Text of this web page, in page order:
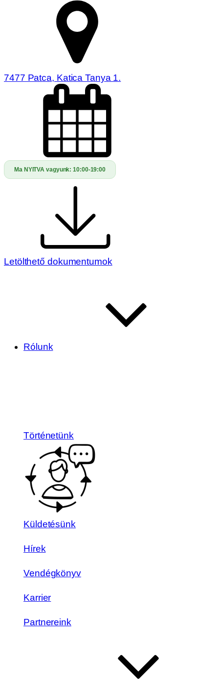
7477 Patca, Katica Tanya 1.
Ma NYITVA vagyunk:10:00-19:00
Letölthető dokumentumok
Rólunk
Történetünk
Küldetésünk
Hírek
Vendégkönyv
Karrier
Partnereink